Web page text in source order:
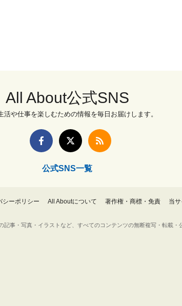
All About公式SNS
活や仕事を楽しむための情報を毎日お届けします。
公式SNS一覧
シーポリシー All Aboutについて 著作権・商標・免責 当
記事・写真・イラストなど、すべてのコンテンツの無断複写・転載・